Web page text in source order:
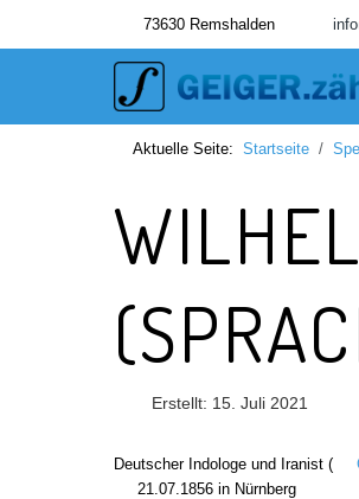
73630 Remshalden
Aktuelle Seite: Startseite
Erstellt: 15. Juli 2021
Deutscher Indologe und Iranist (
21.07.1856 in Nürnberg